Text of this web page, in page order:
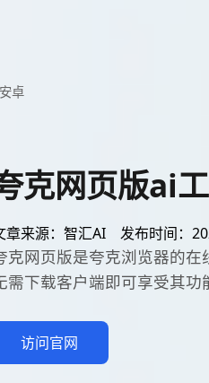
卓
克网页版ai
章来源：智汇AI 发布时间：
克网页版是夸克浏览器的在
需下载客户端即可享受其功
访问官网